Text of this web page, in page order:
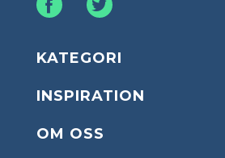
KATEGORI
INSPIRATION
OM OSS